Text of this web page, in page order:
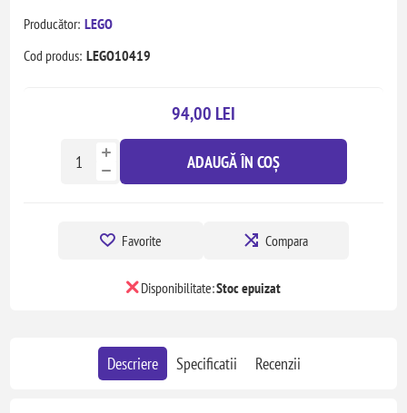
Producător: LEGO
Cod produs: LEGO10419
94,00 LEI
ADAUGĂ ÎN COȘ
Favorite Compara
Disponibilitate:Stoc epuizat
Descriere Specificatii Recenzii